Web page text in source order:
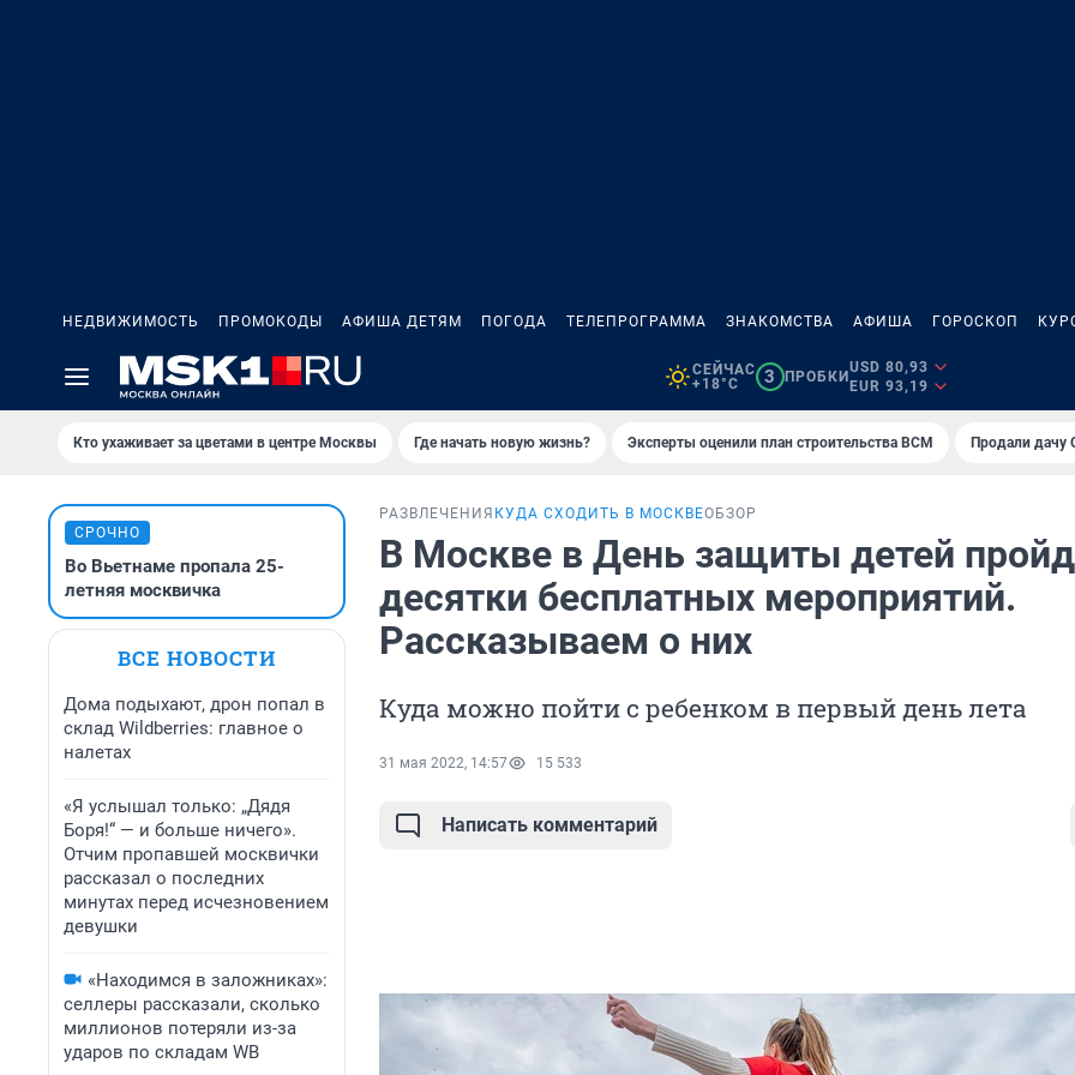
НЕДВИЖИМОСТЬ ПРОМОКОДЫ АФИША ДЕТЯМ ПОГОДА ТЕЛЕПРОГРАММА ЗНАКОМСТВА АФИША ГОРОСКОП
СЕЙЧАС
+18°C
3 ПРОБКИ
USD 80,93
EUR 93,19
Кто ухаживает за цветами в центре Москвы Где начать новую жизнь? Эксперты оценили план строительства ВСМ Продали дачу
СРОЧНО
Во Вьетнаме пропала 25-
летняя москвичка
ВСЕ НОВОСТИ
Дома подыхают, дрон попал в
склад Wildberries: главное о
налетах
«Я услышал только: „Дядя
Боря!“ — и больше ничего».
Отчим пропавшей москвички
рассказал о последних
минутах перед исчезновением
девушки
«Находимся в заложниках»:
селлеры рассказали, сколько
миллионов потеряли из-за
ударов по складам WB
РАЗВЛЕЧЕНИЯ КУДА СХОДИТЬ В МОСКВЕОБЗОР
В Москве в День защиты детей
десятки бесплатных мероприятий.
Рассказываем о них
Куда можно пойти с ребенком в первый день лета
31 мая 2022, 14:57 15 533
Написать комментарий